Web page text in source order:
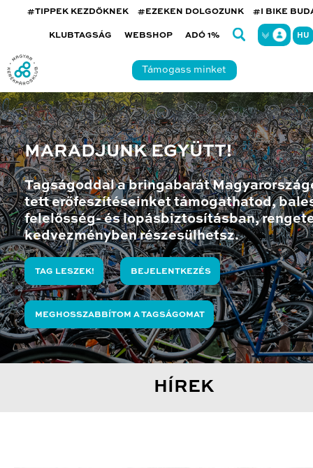
#TIPPEK KEZDŐKNEK #EZEKEN DOLGOZUNK #I BIKE
KLUBTAGSÁG WEBSHOP ADÓ 1% HU
Támogass minket
MARADJUNK EGYÜTT!
Tagságoddal a bringabarát
tett erőfeszítéseinket támogathatod,
felelősség- és lopásbiztosításban,
kedvezményben részesülhetsz.
TAG LESZEK! BEJELENTKEZÉS
MEGHOSSZABBÍTOM A TAGSÁGOMAT
HÍREK